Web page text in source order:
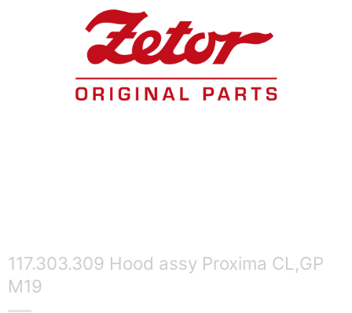
117.303.309 Hood assy Proxima CL,GP
M19